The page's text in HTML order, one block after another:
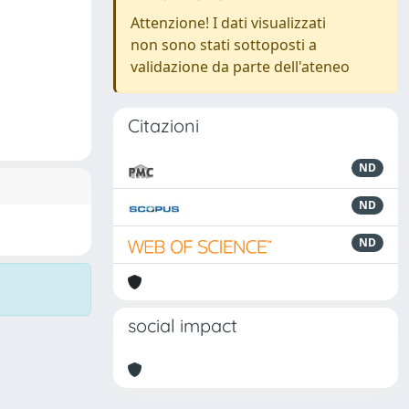
Attenzione! I dati visualizzati
non sono stati sottoposti a
validazione da parte dell'ateneo
Citazioni
ND
ND
ND
social impact